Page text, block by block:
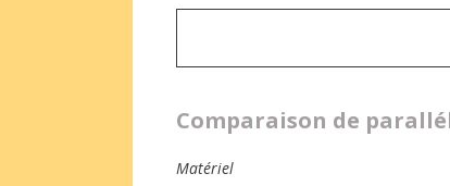
Comparaison de
Matériel